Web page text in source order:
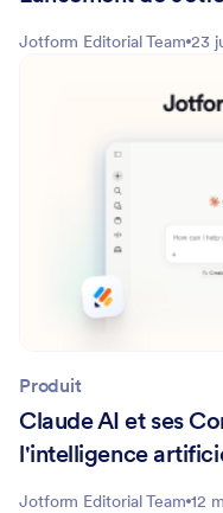
Jotform Editorial Team 23
Produit
Claude AI et ses
l'intelligence
Jotform Editorial Team 12